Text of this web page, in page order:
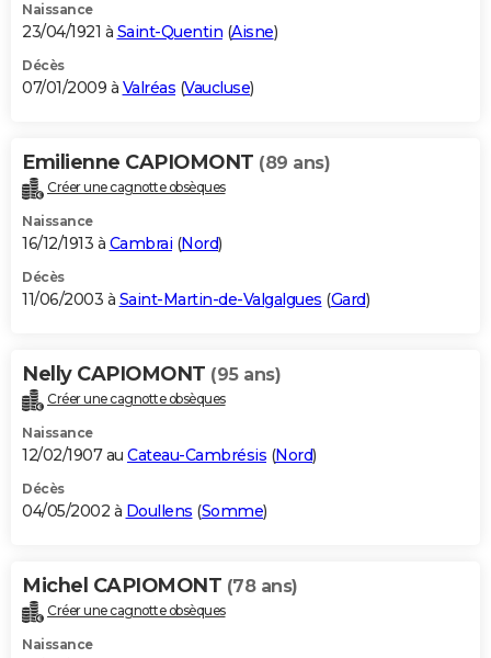
Naissance
23/04/1921 à Saint-Quentin (Aisne)
Décès
07/01/2009 à Valréas (Vaucluse)
Emilienne CAPIOMONT (89 ans)
Créer une cagnotte obsèques
Naissance
16/12/1913 à Cambrai (Nord)
Décès
11/06/2003 à Saint-Martin-de-Valgalgues (Gard)
Nelly CAPIOMONT (95 ans)
Créer une cagnotte obsèques
Naissance
12/02/1907 au Cateau-Cambrésis (Nord)
Décès
04/05/2002 à Doullens (Somme)
Michel CAPIOMONT (78 ans)
Créer une cagnotte obsèques
Naissance